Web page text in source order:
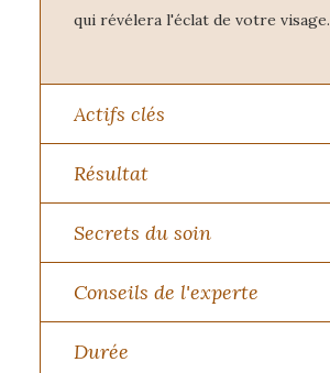
qui révélera l'éclat de votre visage.
Actifs clés
Résultat
Secrets du soin
Conseils de l'experte
Durée